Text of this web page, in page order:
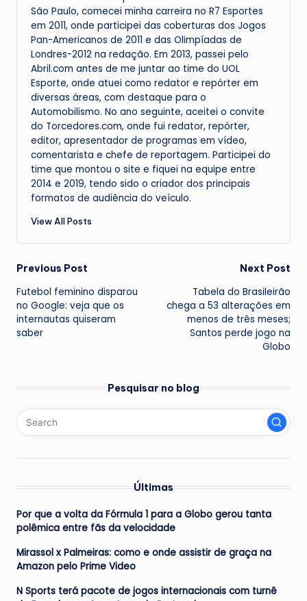
São Paulo, comecei minha carreira no R7 Esportes
em 2011, onde participei das coberturas dos Jogos
Pan-Americanos de 2011 e das Olimpíadas de
Londres-2012 na redação. Em 2013, passei pelo
Abril.com antes de me juntar ao time do UOL
Esporte, onde atuei como redator e repórter em
diversas áreas, com destaque para o
Automobilismo. No ano seguinte, aceitei o convite
do Torcedores.com, onde fui redator, repórter,
editor, apresentador de programas em vídeo,
comentarista e chefe de reportagem. Participei do
time que montou o site e fiquei na equipe entre
2014 e 2019, tendo sido o criador dos principais
formatos de audiência do veículo.
View All Posts
Post
navigation
Previous Post
Futebol feminino disparou
no Google: veja que os
internautas quiseram
saber
Next Post
Tabela do Brasileirão
chega a 53 alterações em
menos de três meses;
Santos perde jogo na
Globo
Pesquisar no blog
Últimas
Por que a volta da Fórmula 1 para a Globo gerou tanta
polêmica entre fãs da velocidade
Mirassol x Palmeiras: como e onde assistir de graça na
Amazon pelo Prime Video
N Sports terá pacote de jogos internacionais com turnê